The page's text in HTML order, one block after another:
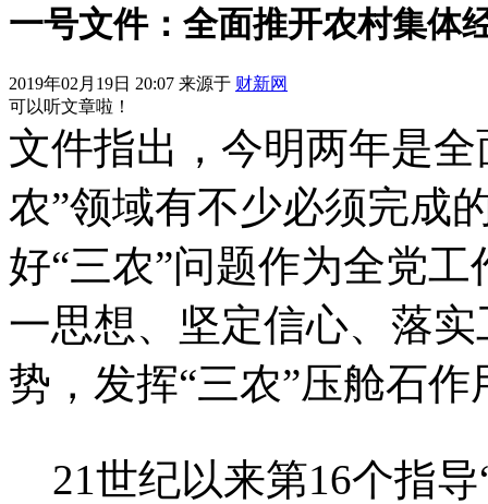
一号文件：全面推开农村集体
2019年02月19日 20:07 来源于 财新网
可以听文章啦！
文件指出，今明两年是
农”领域有不少必须完成
好“三农”问题作为全党
一思想、坚定信心、落
势，发挥“三农”压舱石作
21世纪以来第16个指